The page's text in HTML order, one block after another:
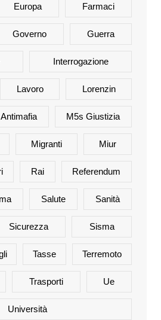
Europa Farmaci
Governo Guerra
Interrogazione
Lavoro Lorenzin
M5s Giustizia
Migranti Miur
Rai Referendum
Salute Sanità
Sicurezza Sisma
Tasse Terremoto
Trasporti Ue
Università